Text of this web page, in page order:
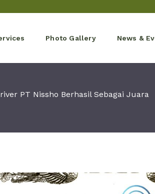
Photo Gallery News &
PT Nissho Berhasil Sebagai Juara